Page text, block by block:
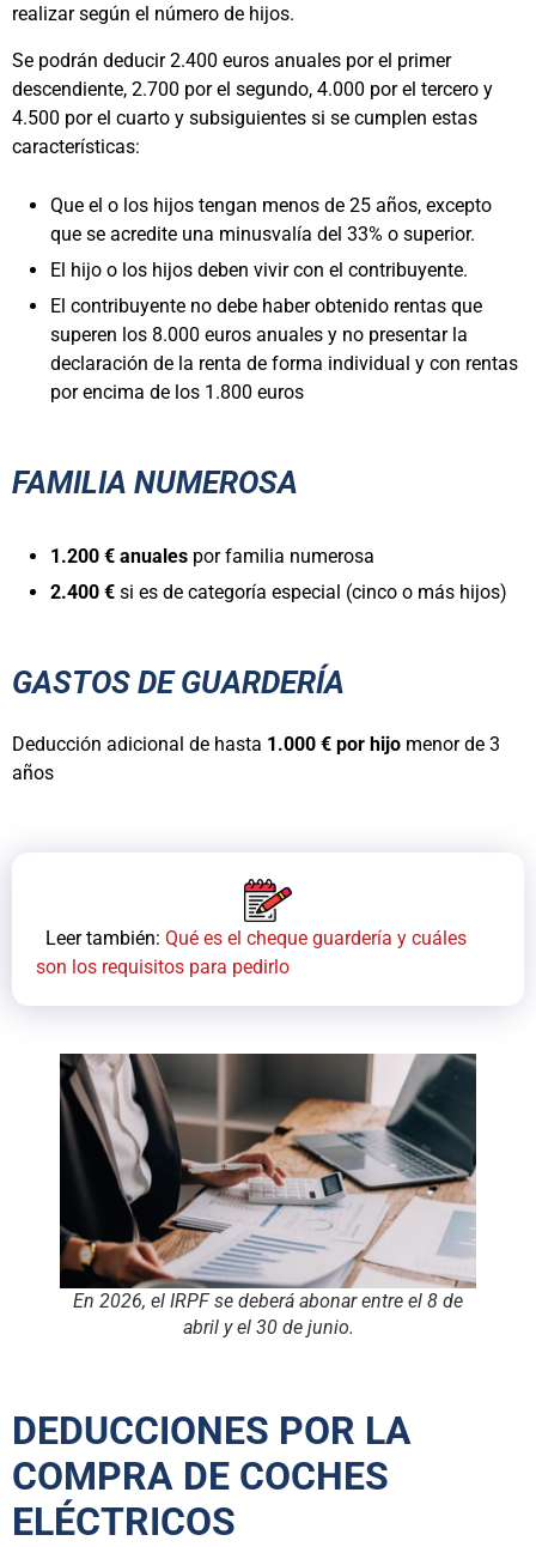
realizar según el número de hijos.
Se podrán deducir 2.400 euros anuales por el primer
descendiente, 2.700 por el segundo, 4.000 por el tercero y
4.500 por el cuarto y subsiguientes si se cumplen estas
características:
Que el o los hijos tengan menos de 25 años, excepto
que se acredite una minusvalía del 33% o superior.
El hijo o los hijos deben vivir con el contribuyente.
El contribuyente no debe haber obtenido rentas que
superen los 8.000 euros anuales y no presentar la
declaración de la renta de forma individual y con rentas
por encima de los 1.800 euros
FAMILIA NUMEROSA
1.200 € anuales por familia numerosa
2.400 € si es de categoría especial (cinco o más hijos)
GASTOS DE GUARDERÍA
Deducción adicional de hasta 1.000 € por hijo menor de 3
años
Leer también: Qué es el cheque guardería y cuáles
son los requisitos para pedirlo
En 2026, el IRPF se deberá abonar entre el 8 de
abril y el 30 de junio.
DEDUCCIONES POR LA
COMPRA DE COCHES
ELÉCTRICOS